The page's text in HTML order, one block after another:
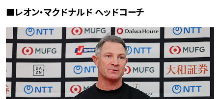
■レオン・マクドナルド ヘッドコーチ